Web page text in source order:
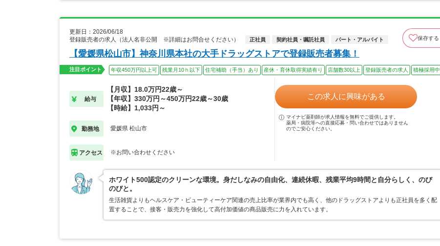
更新日：2026/06/18
登録販売者の求人（法人名非公開 ※詳細はお問合せください）
正社員 契約社員・嘱託社員 パート・アルバイト 保存する
【愛媛県松山市】神奈川県本社の大手ドラッグストアで登録販売者募集！
注目ポイント 年収450万円以上可 残業月10ｈ以下 住宅補助（手当）あり 産休・育休取得実績有り 店舗数30以上 登録販売者の求人 積極採用中
給与
【月収】18.0万円22歳～
【年収】330万円～450万円22歳～30歳
【時給】1,033円～
勤務地 愛媛県 松山市
アクセス ※お問い合わせください
この求人に興味がある
マイナビ薬剤師が求人情報を無料でご提供します。
薬局・病院等への直接応募・問い合わせではありません
のでご安心ください。
ホワイト500認定のクリーンな環境。身だしなみの自由化、連続休暇、残業平均9時間と自分らしく、のび
のびと。
生活雑貨よりもヘルスケア・ビューティーケア関連の売上比率が業界内でも高く、他のドラッグストアよりも正社員を多く配
置することで、接客・販売力を強化して高付加価値の商品販売に力を入れています。